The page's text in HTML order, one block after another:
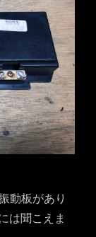
動板があり
は聞こえま